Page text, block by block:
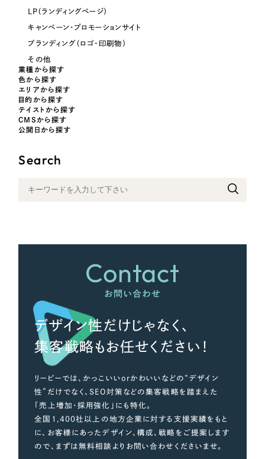
さらに条件を追加する
LP（ランディングページ）
キャンペーン・プロモーションサイト
ブランディング（ロゴ・印刷物）
その他
業種から探す
色から探す
エリアから探す
目的から探す
テイストから探す
CMSから探す
公開日から探す
Search
Contact
お問い合わせ
デザイン性だけじゃなく、
集客戦略もお任せください！
リーピーでは、かっこいいorかわいいなどの“デザイン
性”だけでなく、SEO対策などの集客戦略を踏まえた
「売上増加・採用強化」にも特化。
全国1,400社以上の地方企業に対する支援実績をもと
に、お客様にあったデザイン、構成、戦略をご提案します
ので、まずは無料相談よりお問い合わせくださいませ。